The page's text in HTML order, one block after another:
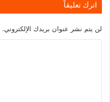
اترك تعليقاً
لن يتم نشر عنوان بريدك الإلكتروني.